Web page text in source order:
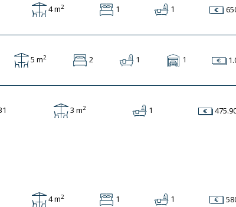
4 m2 1 1
5 m2 2 1 1
3 m2 1
4 m2 1 1